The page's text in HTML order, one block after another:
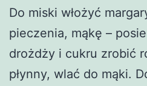
Do miski włożyć
pieczenia, mąkę –
drożdży i cukru zrobić
płynny, wlać do mąki.